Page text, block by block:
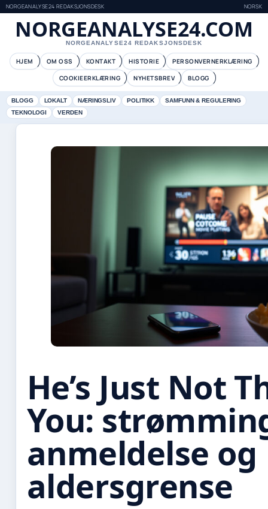
NORGEANALYSE24 REDAKSJONSDESK NORSK
NORGEANALYSE24.COM
NORGEANALYSE24 REDAKSJONSDESK
HJEM OM OSS KONTAKT HISTORIE
PERSONVERNERKLÆRING
COOKIEERKLÆRING
NYHETSBREV BLOGG
BLOGG LOKALT NÆRINGSLIV POLITIKK
SAMFUNN & REGULERING
TEKNOLOGI
VERDEN
He’s Just Not
You:
anmeldelse og
aldersgrense